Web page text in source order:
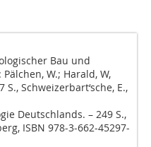
Bau und
W.; Harald, W,
Schweizerbart‘sche, E.,
Deutschlands. – 249 S.,
ISBN 978-3-662-45297-